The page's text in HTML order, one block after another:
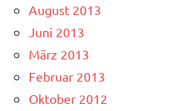
August 2013
Juni 2013
März 2013
Februar 2013
Oktober 2012